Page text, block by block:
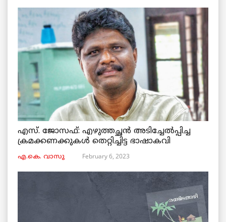
എസ്. ജോസഫ്: എഴുത്തച്ഛൻ അടിച്ചേൽപ്പിച്ച
ക്രമക്കണക്കുകൾ തെറ്റിച്ചിട്ട ഭാഷാകവി
എ.കെ. വാസു February 6, 2023